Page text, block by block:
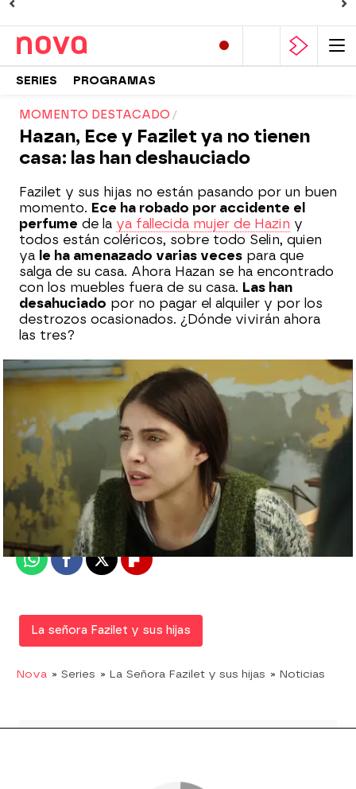
SERIES PROGRAMAS
MOMENTO DESTACADO
Hazan, Ece y Fazilet ya no tienen
casa: las han deshauciado
Fazilet y sus hijas no están pasando por un buen
momento. Ece ha robado por accidente el
perfume de la ya fallecida mujer de Hazin y
todos están coléricos, sobre todo Selin, quien
ya le ha amenazado varias veces para que
salga de su casa. Ahora Hazan se ha encontrado
con los muebles fuera de su casa. Las han
desahuciado por no pagar el alquiler y por los
destrozos ocasionados. ¿Dónde vivirán ahora
las tres?
Nova
Madrid
Publicado:06 de diciembre de 2019, 21:39
WhatsappFacebook
X Flipboard
La señora Fazilet y sus hijas
Nova » Series » La Señora Fazilet y sus hijas » Noticias